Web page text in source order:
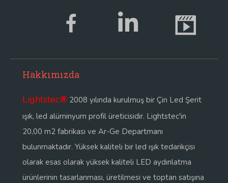
Hakkımızda
Lightstec® 2008 yılında kurulmuş bir Çin Led Şerit
ışık, led alüminyum profil üreticisidir. Lightstec'in
20,00 m2 fabrikası ve Ar-Ge Departmanı
bulunmaktadır. Yüksek kaliteli bir led ışık tedarikçisi
olarak esas olarak yüksek kaliteli LED aydınlatma
ürünlerinin tasarlanması, üretilmesi ve toptan satışına